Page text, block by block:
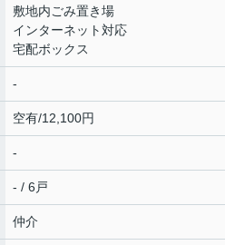
敷地内ごみ置き場
インターネット対応
宅配ボックス
-
空有/12,100円
-
- / 6戸
仲介